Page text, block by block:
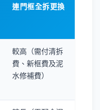
連門框全拆更換
較高（需付清拆
費、新框費及泥
水修補費）